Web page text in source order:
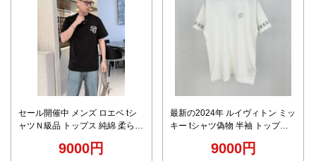
セール開催中 メンズ ロエベ tシ
ャツＮ級品 トップス 純綿 柔らか
9000円
最新の2024年 ルイヴィトン ミッ
キー tシャツ偽物 半袖 トップス
9000円